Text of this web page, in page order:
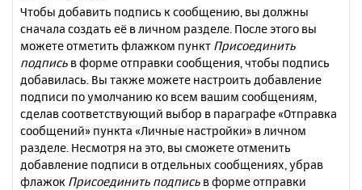
Чтобы добавить подпись к сообщению, вы должны
сначала создать её в личном разделе. После этого вы
можете отметить флажком пункт Присоединить
подпись в форме отправки сообщения, чтобы подпись
добавилась. Вы также можете настроить добавление
подписи по умолчанию ко всем вашим сообщениям,
сделав соответствующий выбор в параграфе «Отправка
сообщений» пункта «Личные настройки» в личном
разделе. Несмотря на это, вы сможете отменить
добавление подписи в отдельных сообщениях, убрав
флажок Присоединить подпись в форме отправки